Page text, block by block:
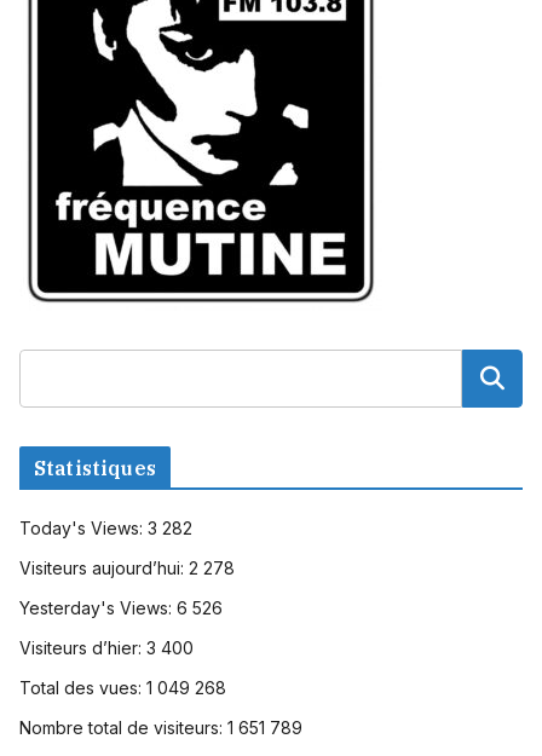
Statistiques
Today's Views: 3 282
Visiteurs aujourd’hui: 2 278
Yesterday's Views: 6 526
Visiteurs d’hier: 3 400
Total des vues: 1 049 268
Nombre total de visiteurs: 1 651 789